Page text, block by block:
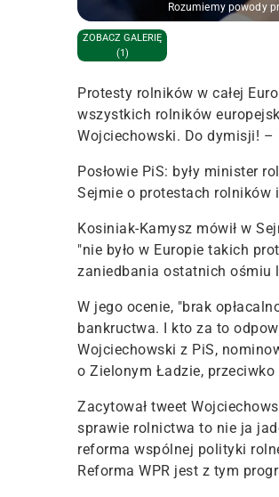
Rozumiemy powody
ZOBACZ GALERIĘ
(1)
Protesty rolników w całej
wszystkich rolników
Wojciechowski. Do dymisji! –
Posłowie PiS: były minister
Sejmie o protestach
Kosiniak-Kamysz mówił w
"nie było w Europie takich
zaniedbania ostatnich ośmiu
W jego ocenie, "brak
bankructwa. I kto za to
Wojciechowski z PiS,
o Zielonym Ładzie,
Zacytował tweet
sprawie rolnictwa to nie ja
reforma wspólnej polityki
Reforma WPR jest z tym